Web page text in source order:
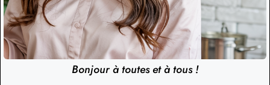
Bonjour à toutes et à tous !